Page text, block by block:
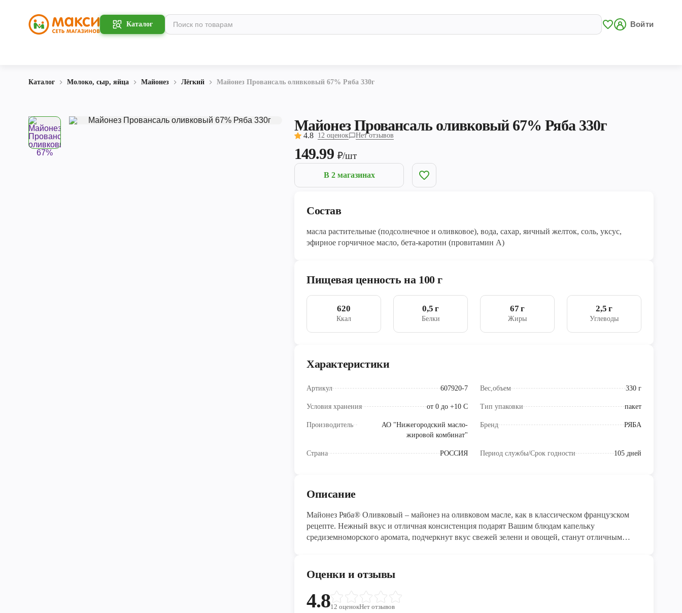
Каталог Войти
Каталог Молоко, сыр, яйца Майонез Лёгкий Майонез Провансаль оливковый 67% Ряба 330г
Майонез Провансаль оливковый 67% Ряба 330г
4.8 12 оценок Нет отзывов
149.99 ₽/шт
В 2 магазинах
Состав
масла растительные (подсолнечное и оливковое), вода, сахар, яичный желток, соль, уксус,
эфирное горчичное масло, бета-каротин (провитамин А)
Пищевая ценность на 100 г
620
Ккал
0,5 г
Белки
67 г
Жиры
2,5 г
Углеводы
Характеристики
Артикул 607920-7 Вес,объем 330 г
Условия хранения от 0 до +10 С Тип упаковки пакет
Производитель
АО "Нижегородский масло-
жировой комбинат"
Бренд РЯБА
Страна РОССИЯ Период службы/Срок годности 105 дней
Описание
Майонез Ряба® Оливковый – майонез на оливковом масле, как в классическом французском
рецепте. Нежный вкус и отличная консистенция подарят Вашим блюдам капельку
средиземноморского аромата, подчеркнут вкус свежей зелени и овощей, станут отличным
специи. В нем нет искусственных консервантов, красителей и ароматизаторов.
Натуральный майонез Ряба® - продукт без ГМО.
Вкус и качество майонеза сохраняются благодаря уникальной рецептуре и инновационным
технологиям изготовления.
Оценки и отзывы
4.812 оценокНет отзывов